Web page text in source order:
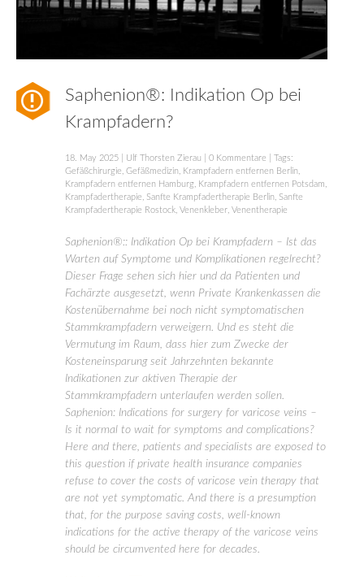
Saphenion®: Indikation Op bei
Krampfadern?
18. May 2025 Ulf Thorsten Zierau 0 Kommentare | Tags:
Gefäßchirurgie, Gefäßmedizin, Krampfadern entfernen Berlin,
Krampfadern entfernen Hamburg, Krampfadern entfernen Potsdam,
Krampfadertherapie, Sanfte Krampfadertherapie Berlin, Sanfte
Krampfadertherapie Rostock, Venenkleber, Venentherapie
Saphenion®:: Indikation Op bei Krampfadern – Ist das
Warten auf Symptome und Komplikationen regelrecht?
Dieser Frage sehen sich hier und da Patienten und
Fachärzte ausgesetzt, wenn Private Krankenkassen die
Kostenübernahme bei noch nicht symptomatischen
Stammkrampfadern verweigern. Und es steht die
Vermutung im Raum, dass hier zum Zwecke der
Kosteneinsparung seit Jahrzehnten bekannte
Indikationen zur aktiven Therapie der
Stammkrampfadern unterlaufen werden sollen.
Saphenion: Indications for surgery for varicose veins –
Is it normal to wait for symptoms and complications?
Here and there, patients and specialists are exposed to
this question if private health insurance companies
refuse to cover the costs of varicose vein therapy that
are not yet symptomatic. And there is a presumption
that, for the purpose saving costs, well-known
indications for the active therapy of the varicose veins
should be circumvented here for decades.